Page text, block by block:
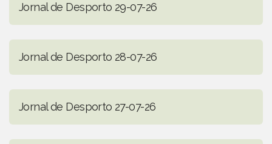
Jornal de Desporto 29-07-26
Jornal de Desporto 28-07-26
Jornal de Desporto 27-07-26